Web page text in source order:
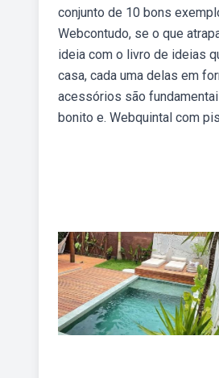
conjunto de 10 bons
Webcontudo, se o que
ideia com o livro de ideias
casa, cada uma delas em
acessórios são
bonito e. Webquintal com